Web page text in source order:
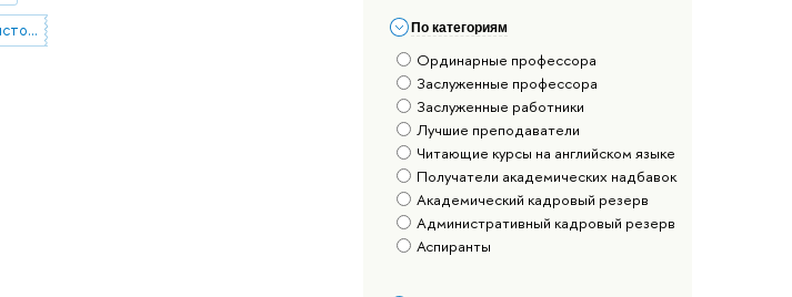
По категориям
Ординарные профессора
Заслуженные профессора
Заслуженные работники
Лучшие преподаватели
Читающие курсы на английском языке
Получатели академических надбавок
Академический кадровый резерв
Административный кадровый резерв
Аспиранты
03.09.03 Всеобщая история в целом